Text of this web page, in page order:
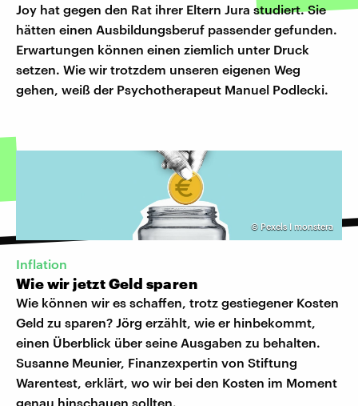
Joy hat gegen den Rat ihrer Eltern Jura studiert. Sie
hätten einen Ausbildungsberuf passender gefunden.
Erwartungen können einen ziemlich unter Druck
setzen. Wie wir trotzdem unseren eigenen Weg
gehen, weiß der Psychotherapeut Manuel Podlecki.
© Pexels I monstera
Inflation
Wie wir jetzt Geld sparen
Wie können wir es schaffen, trotz gestiegener Kosten
Geld zu sparen? Jörg erzählt, wie er hinbekommt,
einen Überblick über seine Ausgaben zu behalten.
Susanne Meunier, Finanzexpertin von Stiftung
Warentest, erklärt, wo wir bei den Kosten im Moment
genau hinschauen sollten.